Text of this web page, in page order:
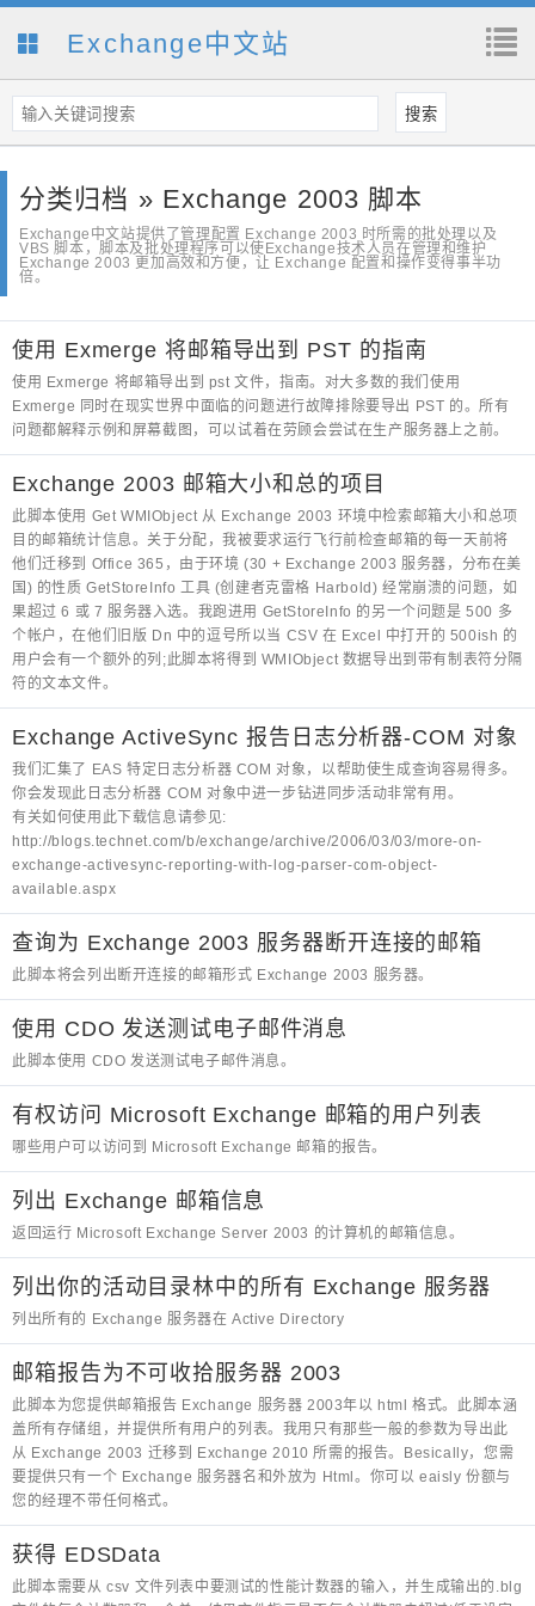
Exchange中文站
分类归档 » Exchange 2003 脚本
Exchange中文站提供了管理配置 Exchange 2003 时所需的批处理以及
VBS 脚本，脚本及批处理程序可以使Exchange技术人员在管理和维护
Exchange 2003 更加高效和方便，让 Exchange 配置和操作变得事半功
倍。
使用 Exmerge 将邮箱导出到 PST 的指南
使用 Exmerge 将邮箱导出到 pst 文件，指南。对大多数的我们使用
Exmerge 同时在现实世界中面临的问题进行故障排除要导出 PST 的。所有
问题都解释示例和屏幕截图，可以试着在劳顾会尝试在生产服务器上之前。
Exchange 2003 邮箱大小和总的项目
此脚本使用 Get WMIObject 从 Exchange 2003 环境中检索邮箱大小和总项
目的邮箱统计信息。关于分配，我被要求运行飞行前检查邮箱的每一天前将
他们迁移到 Office 365，由于环境 (30 + Exchange 2003 服务器，分布在美
国) 的性质 GetStoreInfo 工具 (创建者克雷格 Harbold) 经常崩溃的问题，如
果超过 6 或 7 服务器入选。我跑进用 GetStoreInfo 的另一个问题是 500 多
个帐户，在他们旧版 Dn 中的逗号所以当 CSV 在 Excel 中打开的 500ish 的
用户会有一个额外的列;此脚本将得到 WMIObject 数据导出到带有制表符分隔
符的文本文件。
Exchange ActiveSync 报告日志分析器-COM 对象
我们汇集了 EAS 特定日志分析器 COM 对象，以帮助使生成查询容易得多。
你会发现此日志分析器 COM 对象中进一步钻进同步活动非常有用。
有关如何使用此下载信息请参见:
http://blogs.technet.com/b/exchange/archive/2006/03/03/more-on-
exchange-activesync-reporting-with-log-parser-com-object-
available.aspx
查询为 Exchange 2003 服务器断开连接的邮箱
此脚本将会列出断开连接的邮箱形式 Exchange 2003 服务器。
使用 CDO 发送测试电子邮件消息
此脚本使用 CDO 发送测试电子邮件消息。
有权访问 Microsoft Exchange 邮箱的用户列表
哪些用户可以访问到 Microsoft Exchange 邮箱的报告。
列出 Exchange 邮箱信息
返回运行 Microsoft Exchange Server 2003 的计算机的邮箱信息。
列出你的活动目录林中的所有 Exchange 服务器
列出所有的 Exchange 服务器在 Active Directory
邮箱报告为不可收拾服务器 2003
此脚本为您提供邮箱报告 Exchange 服务器 2003年以 html 格式。此脚本涵
盖所有存储组，并提供所有用户的列表。我用只有那些一般的参数为导出此
从 Exchange 2003 迁移到 Exchange 2010 所需的报告。Besically，您需
要提供只有一个 Exchange 服务器名和外放为 Html。你可以 eaisly 份额与
您的经理不带任何格式。
获得 EDSData
此脚本需要从 csv 文件列表中要测试的性能计数器的输入，并生成输出的.blg